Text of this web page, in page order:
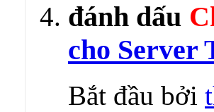
cho Server
Bắt đầu bởi